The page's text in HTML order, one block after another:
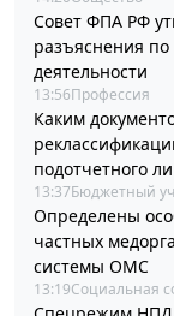
Совет ФПА РФ
разъяснения по
деятельности
13:56Профессия
Каким
подотчетного
13:37Бюджетный
Определены
частных
системы ОМС
13:19Социальная